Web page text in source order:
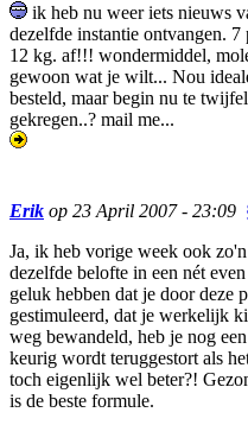
ik heb nu weer iets nieuws
dezelfde instantie ontvangen.
12 kg. af!!! wondermiddel,
gewoon wat je wilt... Nou
besteld, maar begin nu te
gekregen..? mail me...
Erik op 23 April 2007 - 23:09
Ja, ik heb vorige week ook
dezelfde belofte in een nét
geluk hebben dat je door deze
gestimuleerd, dat je werkelijk
weg bewandeld, heb je nog
keurig wordt teruggestort als
toch eigenlijk wel beter?!
is de beste formule.